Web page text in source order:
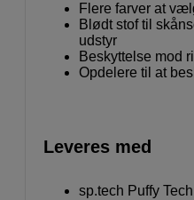
Flere farver at
Blødt stof til
udstyr
Beskyttelse mod
Opdelere til at
Leveres med
sp.tech Puffy